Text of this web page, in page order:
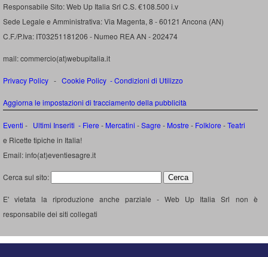
Responsabile Sito: Web Up Italia Srl C.S. €108.500 i.v
Sede Legale e Amministrativa: Via Magenta, 8 - 60121 Ancona (AN)
C.F./P.Iva: IT03251181206 - Numeo REA AN - 202474
mail: commercio(at)webupitalia.it
Privacy Policy - Cookie Policy -Condizioni di Utilizzo
Aggiorna le impostazioni di tracciamento della pubblicità
Eventi - Ultimi Inseriti - Fiere - Mercatini -Sagre - Mostre - Folklore -Teatri
e Ricette tipiche in Italia!
Email: info(at)eventiesagre.it
Cerca sul sito:
E' vietata la riproduzione anche parziale - Web Up Italia Srl non è
responsabile dei siti collegati